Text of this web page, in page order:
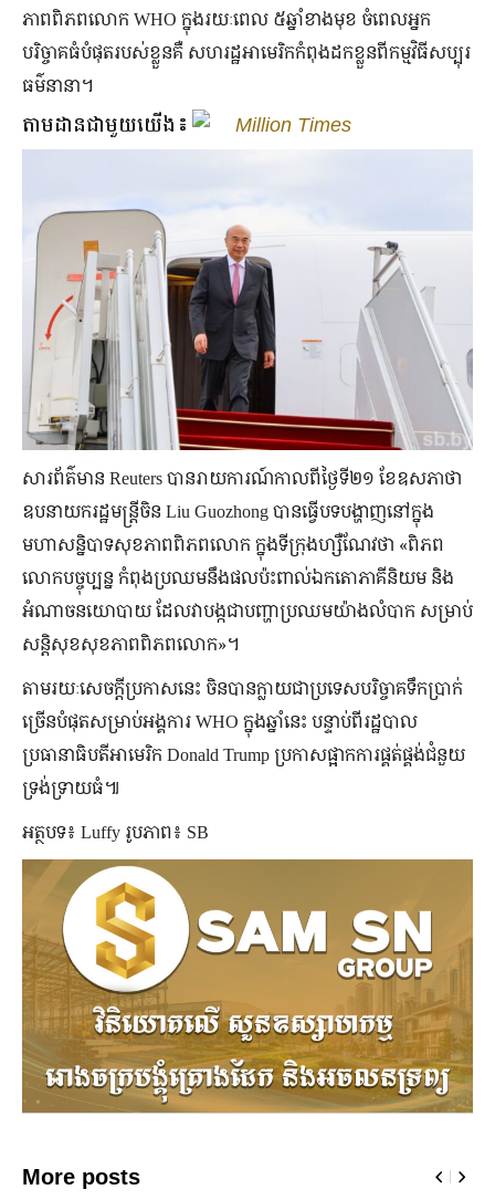
ភាពពិភពលោក WHO ក្នុងរយៈពេល ៥ឆ្នាំខាងមុខ ចំពេលអ្នក
បរិច្ចាគធំបំផុតរបស់ខ្លួនគឺ សហរដ្ឋអាមេរិកកំពុងដកខ្លួនពីកម្មវិធីសប្បុរ
ធម៌នានា។
តាមដានជាមួយយើង៖ Million Times
សារព័ត៌មាន Reuters បានរាយការណ៍កាលពីថ្ងៃទី២១ ខែឧសភាថា
ឧបនាយករដ្ឋមន្ត្រីចិន Liu Guozhong បានធ្វើបទបង្ហាញនៅក្នុង
មហាសន្និបាទសុខភាពពិភពលោក ក្នុងទីក្រុងហ្សឺណែវថា «ពិភព
លោកបច្ចុប្បន្ន កំពុងប្រឈមនឹងផលប៉ះពាល់ឯកតោភាគីនិយម និង
អំណាចនយោបាយ ដែលវាបង្កជាបញ្ហាប្រឈមយ៉ាងលំបាក សម្រាប់
សន្តិសុខសុខភាពពិភពលោក»។
តាមរយៈសេចក្ដីប្រកាសនេះ ចិនបានក្លាយជាប្រទេសបរិច្ចាគទឹកប្រាក់
ច្រើនបំផុតសម្រាប់អង្គការ WHO ក្នុងឆ្នាំនេះ បន្ទាប់ពីរដ្ឋបាល
ប្រធានាធិបតីអាមេរិក Donald Trump ប្រកាសផ្អាកការផ្គត់ផ្គង់ជំនួយ
ទ្រង់ទ្រាយធំ៕
អត្ថបទ៖ Luffy រូបភាព៖ SB
More posts